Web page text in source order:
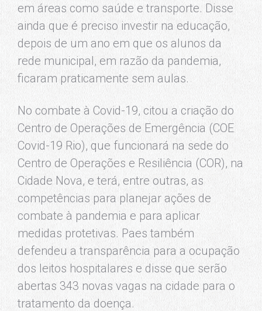
em áreas como saúde e transporte. Disse
ainda que é preciso investir na educação,
depois de um ano em que os alunos da
rede municipal, em razão da pandemia,
ficaram praticamente sem aulas.
No combate à Covid-19, citou a criação do
Centro de Operações de Emergência (COE
Covid-19 Rio), que funcionará na sede do
Centro de Operações e Resiliência (COR), na
Cidade Nova, e terá, entre outras, as
competências para planejar ações de
combate à pandemia e para aplicar
medidas protetivas. Paes também
defendeu a transparência para a ocupação
dos leitos hospitalares e disse que serão
abertas 343 novas vagas na cidade para o
tratamento da doença.